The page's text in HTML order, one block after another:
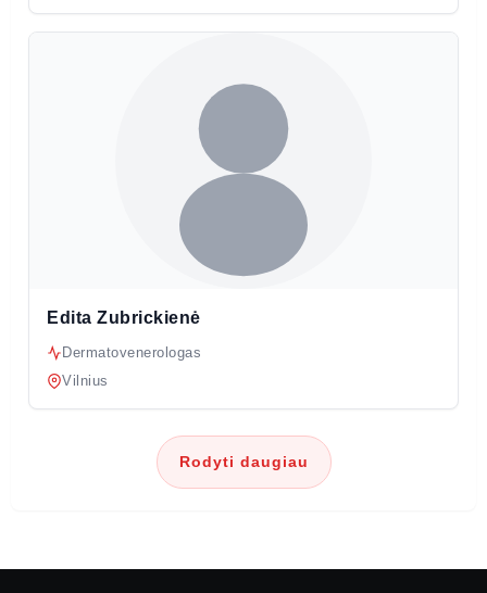
Edita Zubrickienė
Dermatovenerologas
Vilnius
Rodyti daugiau